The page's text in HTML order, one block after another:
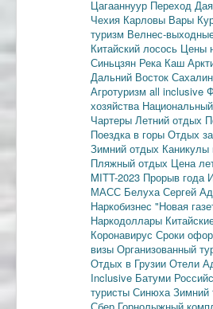
Цагааннуур Переход
Чехия Карловы Вары
туризм Велнес-
Китайский лосось Цены
Синьцзян Река Каш
Дальний Восток Сахалин
Агротуризм all inclusive
хозяйства
Чартеры Летний отдых
Поездка в горы Отдых
Зимний отдых Каникулы
Пляжный отдых Цена
MITT-2023 Прорыв года
МАСС Белуха Сергей
Наркобизнес "Новая
Наркодоллары
Коронавирус Сроки
визы Организованный
Отдых в Грузии Отели
Inclusive Батуми
туристы Синюха Зимний